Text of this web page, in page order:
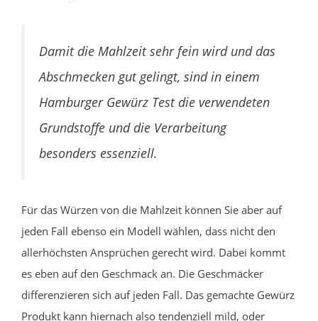
Damit die Mahlzeit sehr fein wird und das
Abschmecken gut gelingt, sind in einem
Hamburger Gewürz Test die verwendeten
Grundstoffe und die Verarbeitung
besonders essenziell.
Für das Würzen von die Mahlzeit können Sie aber auf
jeden Fall ebenso ein Modell wählen, dass nicht den
allerhöchsten Ansprüchen gerecht wird. Dabei kommt
es eben auf den Geschmack an. Die Geschmäcker
differenzieren sich auf jeden Fall. Das gemachte Gewürz
Produkt kann hiernach also tendenziell mild, oder